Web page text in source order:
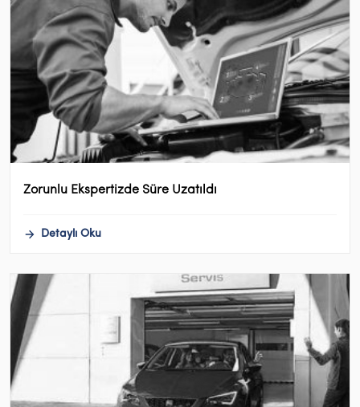
Zorunlu Ekspertizde Süre Uzatıldı
Detaylı Oku